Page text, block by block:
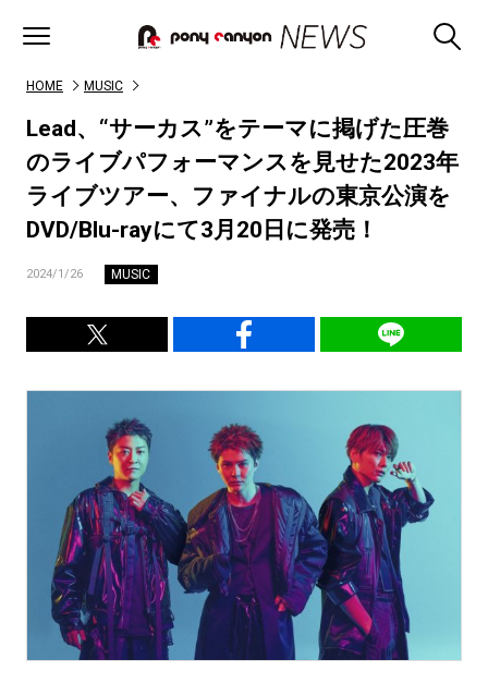
HOME MUSIC
Lead、“サーカス”をテーマに掲げた圧巻
のライブパフォーマンスを見せた2023年
ライブツアー、ファイナルの東京公演を
DVD/Blu-rayにて3月20日に発売！
2024/1/26 MUSIC